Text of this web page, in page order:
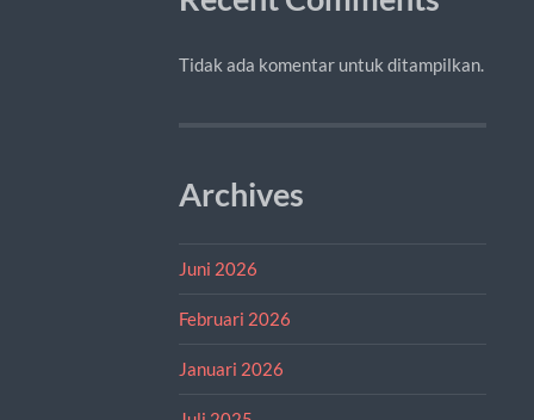
Tidak ada komentar untuk ditampilkan.
Archives
Juni 2026
Februari 2026
Januari 2026